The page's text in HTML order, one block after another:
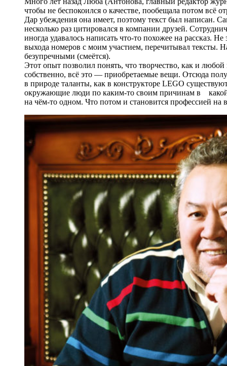
чтобы не беспокоился о качестве, пообещала потом всё
Дар убеждения она имеет, поэтому текст был написан.
несколько раз цитировался в компании друзей.
иногда удавалось написать что-то похожее на рассказ.
выхода номеров с моим участием, перечитывал тексты.
безупречными (смеётся).
Этот опыт позволил понять, что творчество, как и любой
собственно, всё это — приобретаемые вещи. Отсюда
в природе таланты, как в конструкторе LEGO
окружающие люди по каким-то своим причинам в какой-
на чём-то одном. Что потом и становится профессией на